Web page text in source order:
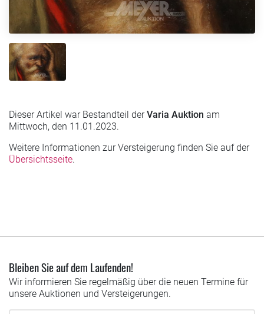
Dieser Artikel war Bestandteil derVaria Auktion am
Mittwoch, den 11.01.2023.
Weitere Informationen zur Versteigerung finden Sie auf der
Übersichtsseite.
Bleiben Sie auf dem Laufenden!
Wir informieren Sie regelmäßig über die neuen Termine für
unsere Auktionen und Versteigerungen.